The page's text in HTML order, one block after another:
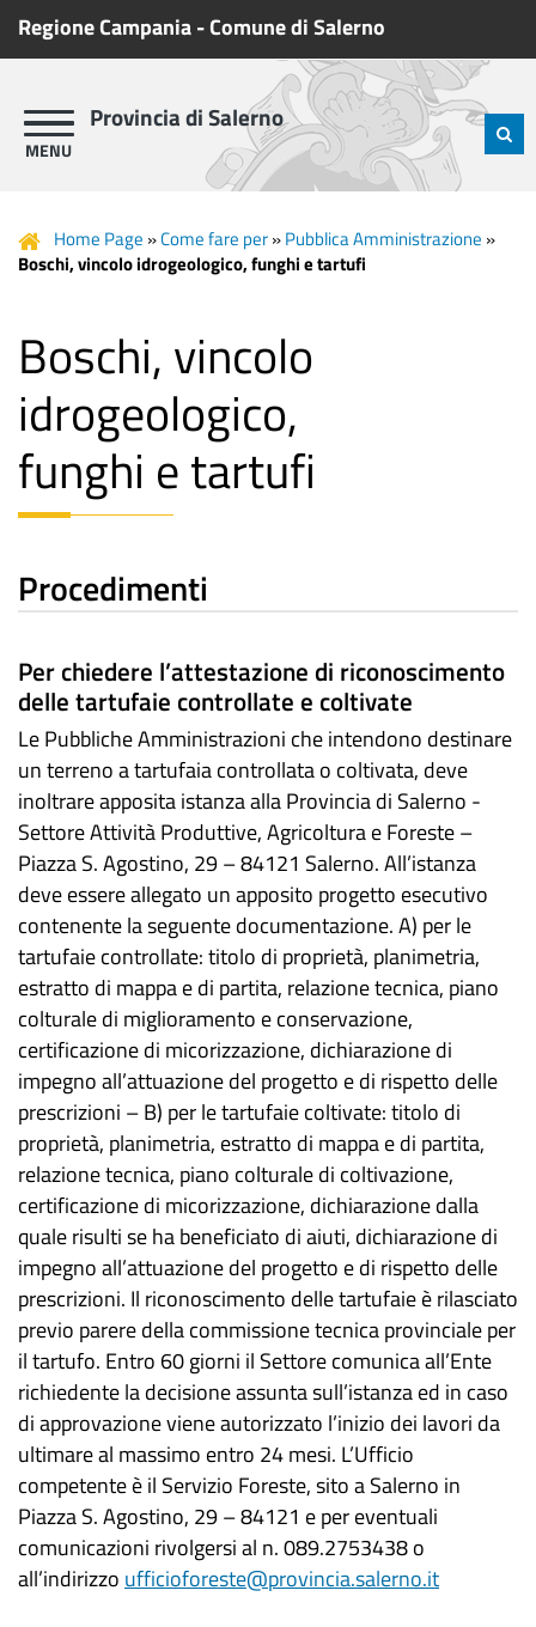
Regione Campania-Comune di Salerno
Provincia di Salerno
Home Page »Come fare per»Pubblica Amministrazione »
Boschi, vincolo idrogeologico, funghi e tartufi
Boschi, vincolo
idrogeologico,
funghi e tartufi
Procedimenti
Per chiedere l’attestazione di riconoscimento
delle tartufaie controllate e coltivate
Le Pubbliche Amministrazioni che intendono destinare
un terreno a tartufaia controllata o coltivata, deve
inoltrare apposita istanza alla Provincia di Salerno -
Settore Attività Produttive, Agricoltura e Foreste –
Piazza S. Agostino, 29 – 84121 Salerno. All’istanza
deve essere allegato un apposito progetto esecutivo
contenente la seguente documentazione. A) per le
tartufaie controllate: titolo di proprietà, planimetria,
estratto di mappa e di partita, relazione tecnica, piano
colturale di miglioramento e conservazione,
certificazione di micorizzazione, dichiarazione di
impegno all’attuazione del progetto e di rispetto delle
prescrizioni – B) per le tartufaie coltivate: titolo di
proprietà, planimetria, estratto di mappa e di partita,
relazione tecnica, piano colturale di coltivazione,
certificazione di micorizzazione, dichiarazione dalla
quale risulti se ha beneficiato di aiuti, dichiarazione di
impegno all’attuazione del progetto e di rispetto delle
prescrizioni. Il riconoscimento delle tartufaie è rilasciato
previo parere della commissione tecnica provinciale per
il tartufo. Entro 60 giorni il Settore comunica all’Ente
richiedente la decisione assunta sull’istanza ed in caso
di approvazione viene autorizzato l’inizio dei lavori da
ultimare al massimo entro 24 mesi. L’Ufficio
competente è il Servizio Foreste, sito a Salerno in
Piazza S. Agostino, 29 – 84121 e per eventuali
comunicazioni rivolgersi al n. 089.2753438 o
all’indirizzo ufficioforeste@provincia.salerno.it